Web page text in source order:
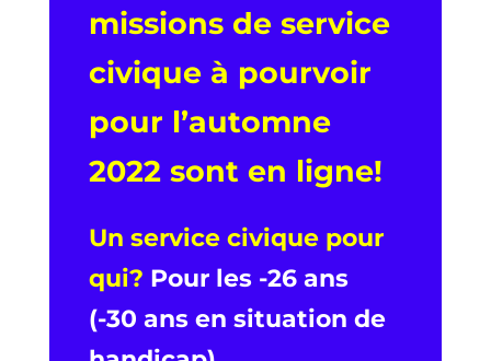
missions de service
civique à pourvoir
pour l’automne
2022 sont en ligne!
Un service civique pour
qui? Pour les -26 ans
(-30 ans en situation de